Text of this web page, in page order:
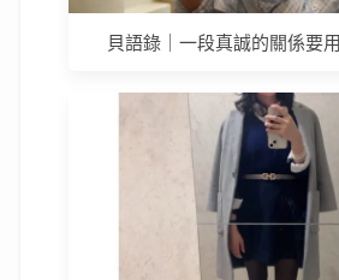
貝語錄｜一段真誠的關係要